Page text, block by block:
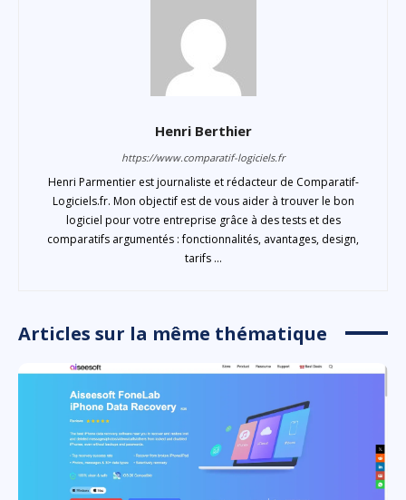
Henri Berthier
https://www.comparatif-logiciels.fr
Henri Parmentier est journaliste et rédacteur de Comparatif-
Logiciels.fr. Mon objectif est de vous aider à trouver le bon
logiciel pour votre entreprise grâce à des tests et des
comparatifs argumentés : fonctionnalités, avantages, design,
tarifs ...
Articles sur la même thématique